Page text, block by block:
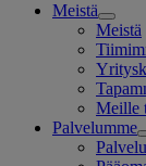
Meistä
Meistä
Meille
Palvelumme